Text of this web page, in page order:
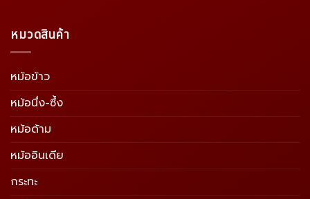
หมวดสินค้า
หม้อข้าว
หม้อนึ่ง-ซึ้ง
หม้อด้าม
หม้ออินเดีย
กระทะ